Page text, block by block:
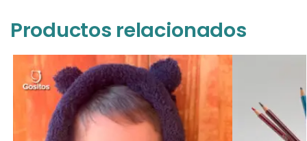
Productos relacionados